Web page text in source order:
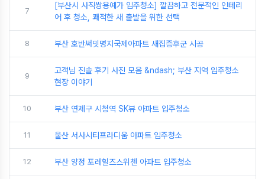
7
[부산시 사직쌍용예가 입주청소] 깔끔하고 전문적인 인테리
어 후 청소, 쾌적한 새 출발을 위한 선택
8 부산 호반써밋명지국제아파트 새집증후군 시공
9
고객님 진솔 후기 사진 모음 &ndash; 부산 지역 입주청소
현장 이야기
10 부산 연제구 시청역 SK뷰 아파트 입주청소
11 울산 서사시티프라디움 아파트 입주청소
12 부산 양정 포레힐즈스위첸 아파트 입주청소